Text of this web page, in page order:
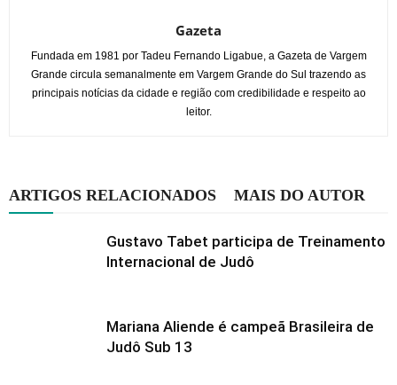
Gazeta
Fundada em 1981 por Tadeu Fernando Ligabue, a Gazeta de Vargem
Grande circula semanalmente em Vargem Grande do Sul trazendo as
principais notícias da cidade e região com credibilidade e respeito ao
leitor.
ARTIGOS RELACIONADOS MAIS DO AUTOR
Gustavo Tabet participa de Treinamento
Internacional de Judô
Mariana Aliende é campeã Brasileira de
Judô Sub 13